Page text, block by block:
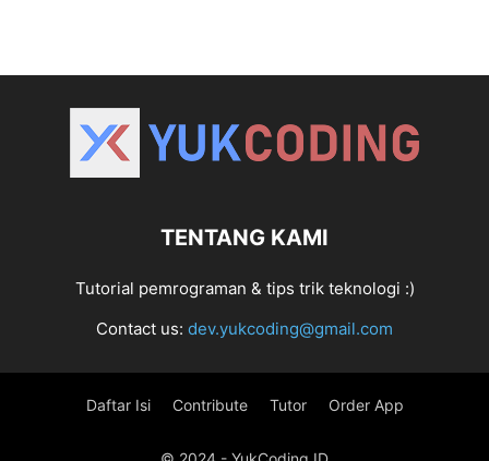
TENTANG KAMI
Tutorial pemrograman & tips trik teknologi :)
Contact us: dev.yukcoding@gmail.com
Daftar Isi Contribute Tutor Order App